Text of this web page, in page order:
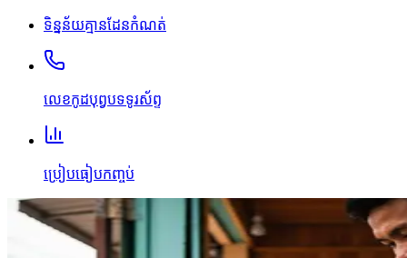
ទិន្នន័យគ្មានដែនកំណត់
លេខកូដបុព្វបទទូរស័ព្ទ
ប្រៀបធៀបកញ្ចប់